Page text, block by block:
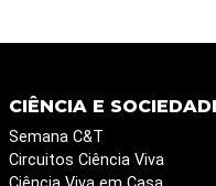
CIÊNCIA E
Semana C&T
Circuitos Ciência Viva